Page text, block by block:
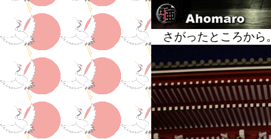
さがったところから